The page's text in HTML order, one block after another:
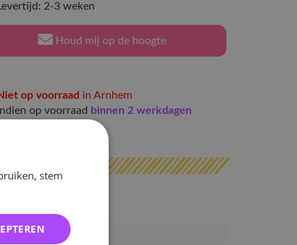
2-3 weken
Houd mij op de hoogte
op voorraad in Arnhem
Indien op voorraad binnen 2 werkdagen
SUJU-OLS-V2
stem